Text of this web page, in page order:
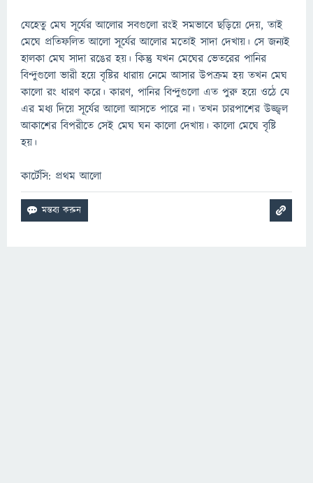
যেহেতু মেঘ সূর্যের আলোর সবগুলো রংই সমভাবে ছড়িয়ে দেয়, তাই
মেঘে প্রতিফলিত আলো সূর্যের আলোর মতোই সাদা দেখায়। সে জন্যই
হালকা মেঘ সাদা রঙের হয়। কিন্তু যখন মেঘের ভেতরের পানির
বিন্দুগুলো ভারী হয়ে বৃষ্টির ধারায় নেমে আসার উপক্রম হয় তখন মেঘ
কালো রং ধারণ করে। কারণ, পানির বিন্দুগুলো এত পুরু হয়ে ওঠে যে
এর মধ্য দিয়ে সূর্যের আলো আসতে পারে না। তখন চারপাশের উজ্জ্বল
আকাশের বিপরীতে সেই মেঘ ঘন কালো দেখায়। কালো মেঘে বৃষ্টি
হয়।
কার্টেসি: প্রথম আলো